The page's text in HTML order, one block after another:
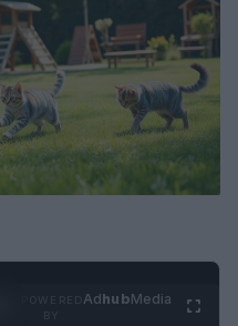
AdhubMedia